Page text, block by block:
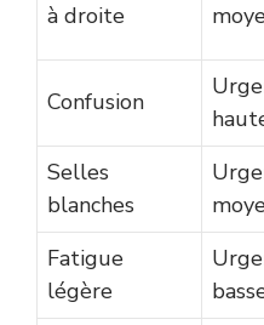
à droite
Confusion
Selles
blanches
Fatigue
légère